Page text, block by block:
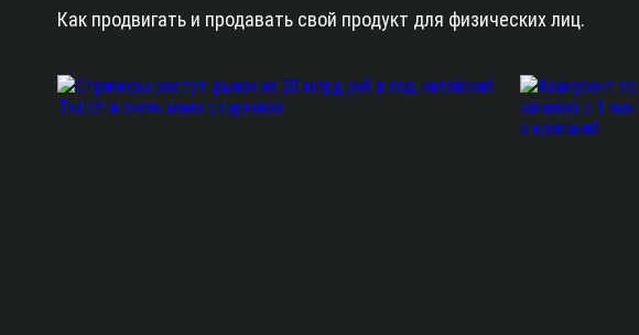
Как продвигать и продавать свой продукт для физических лиц.